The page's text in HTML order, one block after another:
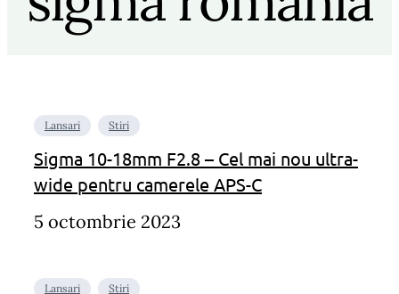
Lansari Stiri
Sigma 10-18mm F2.8 – Cel mai nou ultra-
wide pentru camerele APS-C
5 octombrie 2023
Lansari Stiri